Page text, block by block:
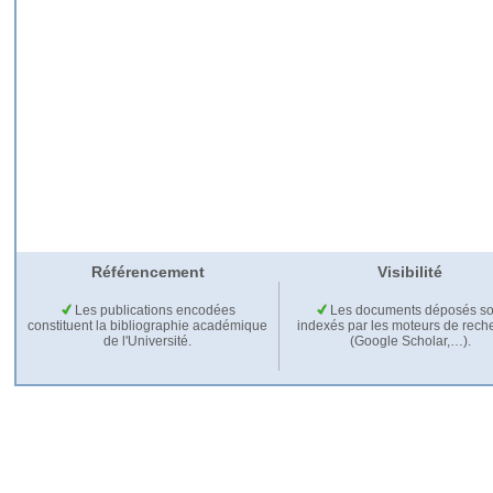
Référencement Visibilité
Les publications encodées
constituent la bibliographie académique
de l'Université.
Les documents déposés
indexés par les moteurs de
(Google Scholar,…).